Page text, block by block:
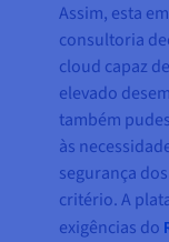
Assim, esta
consultoria
cloud capaz
elevado
também
às
segurança
critério. A
exigências do